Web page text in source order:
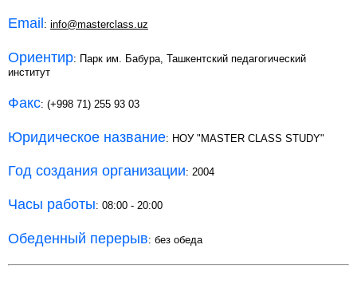
Email : info@masterclass.uz
Ориентир: Парк им. Бабура, Ташкентский педагогический
институт
Факс: (+998 71) 255 93 03
Юридическое название: НОУ "MASTER CLASS STUDY"
Год создания организации: 2004
Часы работы: 08:00 - 20:00
Обеденный перерыв: без обеда